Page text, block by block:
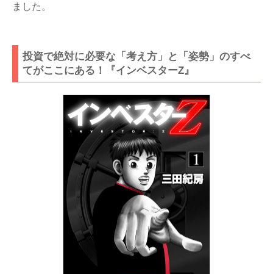
ました。
投資で絶対に必要な「考え方」と「姿勢」のすべ
てがここにある！『インベスターZ』